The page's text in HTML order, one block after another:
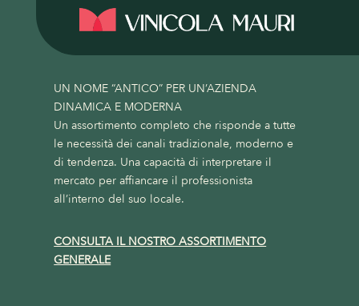
UN NOME “ANTICO” PER UN’AZIENDA
DINAMICA E MODERNA
Un assortimento completo che risponde a tutte
le necessità dei canali tradizionale, moderno e
di tendenza. Una capacità di interpretare il
mercato per affiancare il professionista
all’interno del suo locale.
CONSULTA IL NOSTRO ASSORTIMENTO
GENERALE